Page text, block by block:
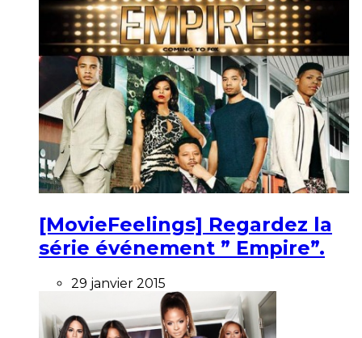
[MovieFeelings] Regardez la
série événement ” Empire”.
29 janvier 2015